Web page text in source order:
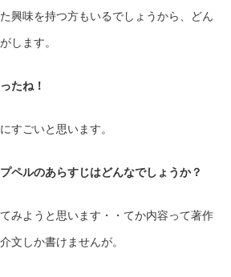
興味を持つ方もいるでしょうから、どん
します。
たね！
すごいと思います。
ペルのあらすじはどんなでしょうか？
みようと思います・・てか内容って著作
文しか書けませんが。